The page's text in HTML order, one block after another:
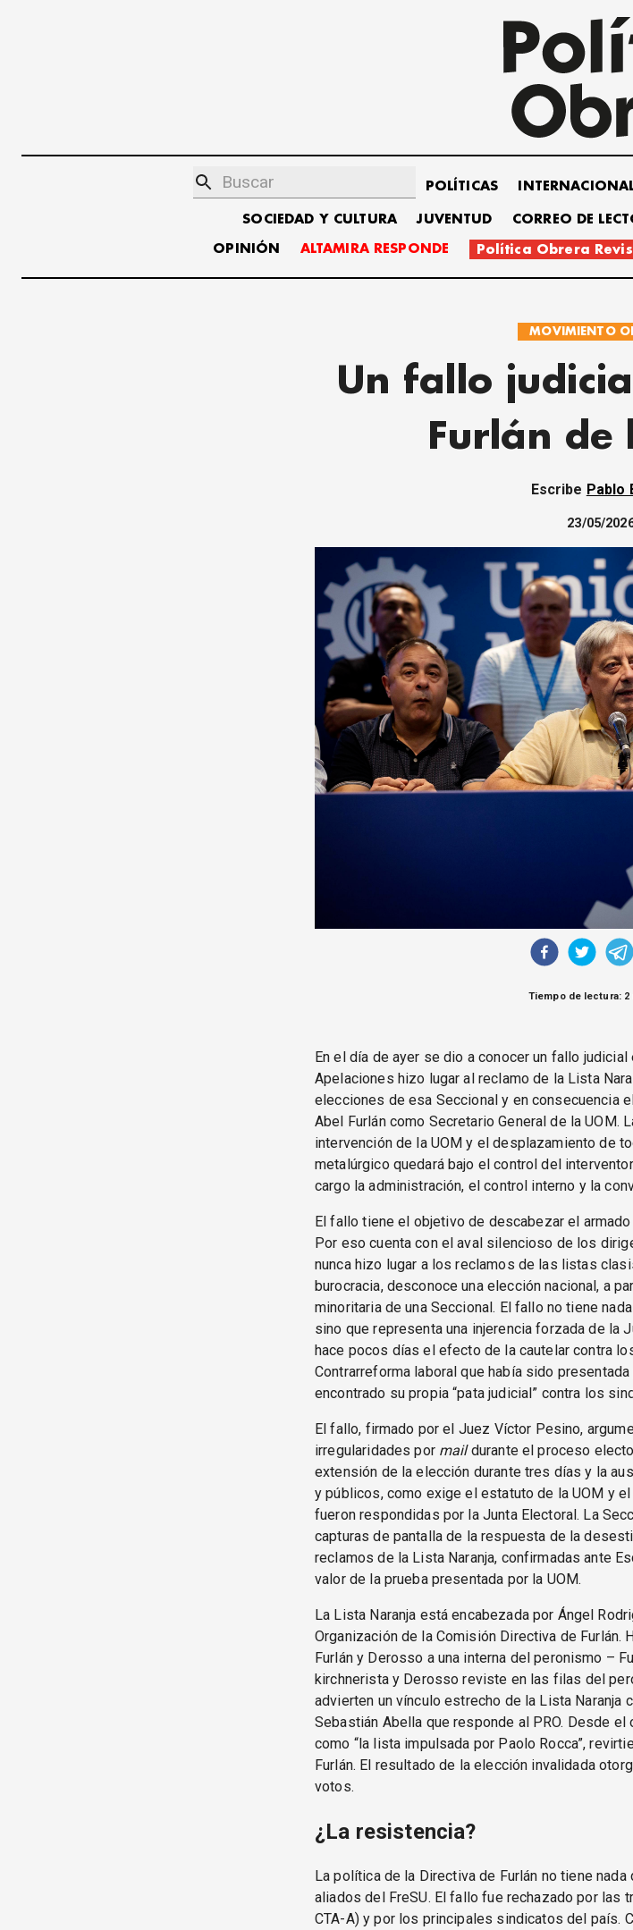
POLÍTICAS
SOCIEDAD Y CULTURA JUVENTUD CORREO DE
OPINIÓN ALTAMIRA RESPONDE Política Obrera
MOVIMIENTO
Un fallo
Furlán de
Escribe Pablo
23/05/
Tiempo de lectura: 2
En el día de ayer se dio a conocer un fallo judicial
Apelaciones hizo lugar al reclamo de la Lista
elecciones de esa Seccional y en consecuencia
Abel Furlán como Secretario General de la UOM.
intervención de la UOM y el desplazamiento de
metalúrgico quedará bajo el control del
cargo la administración, el control interno y la
El fallo tiene el objetivo de descabezar el
Por eso cuenta con el aval silencioso de los
nunca hizo lugar a los reclamos de las listas
burocracia, desconoce una elección nacional, a
minoritaria de una Seccional. El fallo no tiene
sino que representa una injerencia forzada de la
hace pocos días el efecto de la cautelar contra
Contrarreforma laboral que había sido presentada
encontrado su propia “pata judicial” contra los
El fallo, firmado por el Juez Víctor Pesino,
irregularidades por maildurante el proceso
extensión de la elección durante tres días y la
y públicos, como exige el estatuto de la UOM y
fueron respondidas por la Junta Electoral. La
capturas de pantalla de la respuesta de la
reclamos de la Lista Naranja, confirmadas ante
valor de la prueba presentada por la UOM.
La Lista Naranja está encabezada por Ángel
Organización de la Comisión Directiva de Furlán.
Furlán y Derosso a una interna del peronismo –
kirchnerista y Derosso reviste en las filas del
advierten un vínculo estrecho de la Lista Naranja
Sebastián Abella que responde al PRO. Desde
como “la lista impulsada por Paolo Rocca”,
Furlán. El resultado de la elección invalidada
votos.
¿La resistencia?
La política de la Directiva de Furlán no tiene
aliados del FreSU. El fallo fue rechazado por las
CTA-A) y por los principales sindicatos del país.